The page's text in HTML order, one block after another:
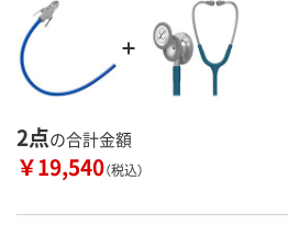
2点の合計金額
￥19,540（税込）